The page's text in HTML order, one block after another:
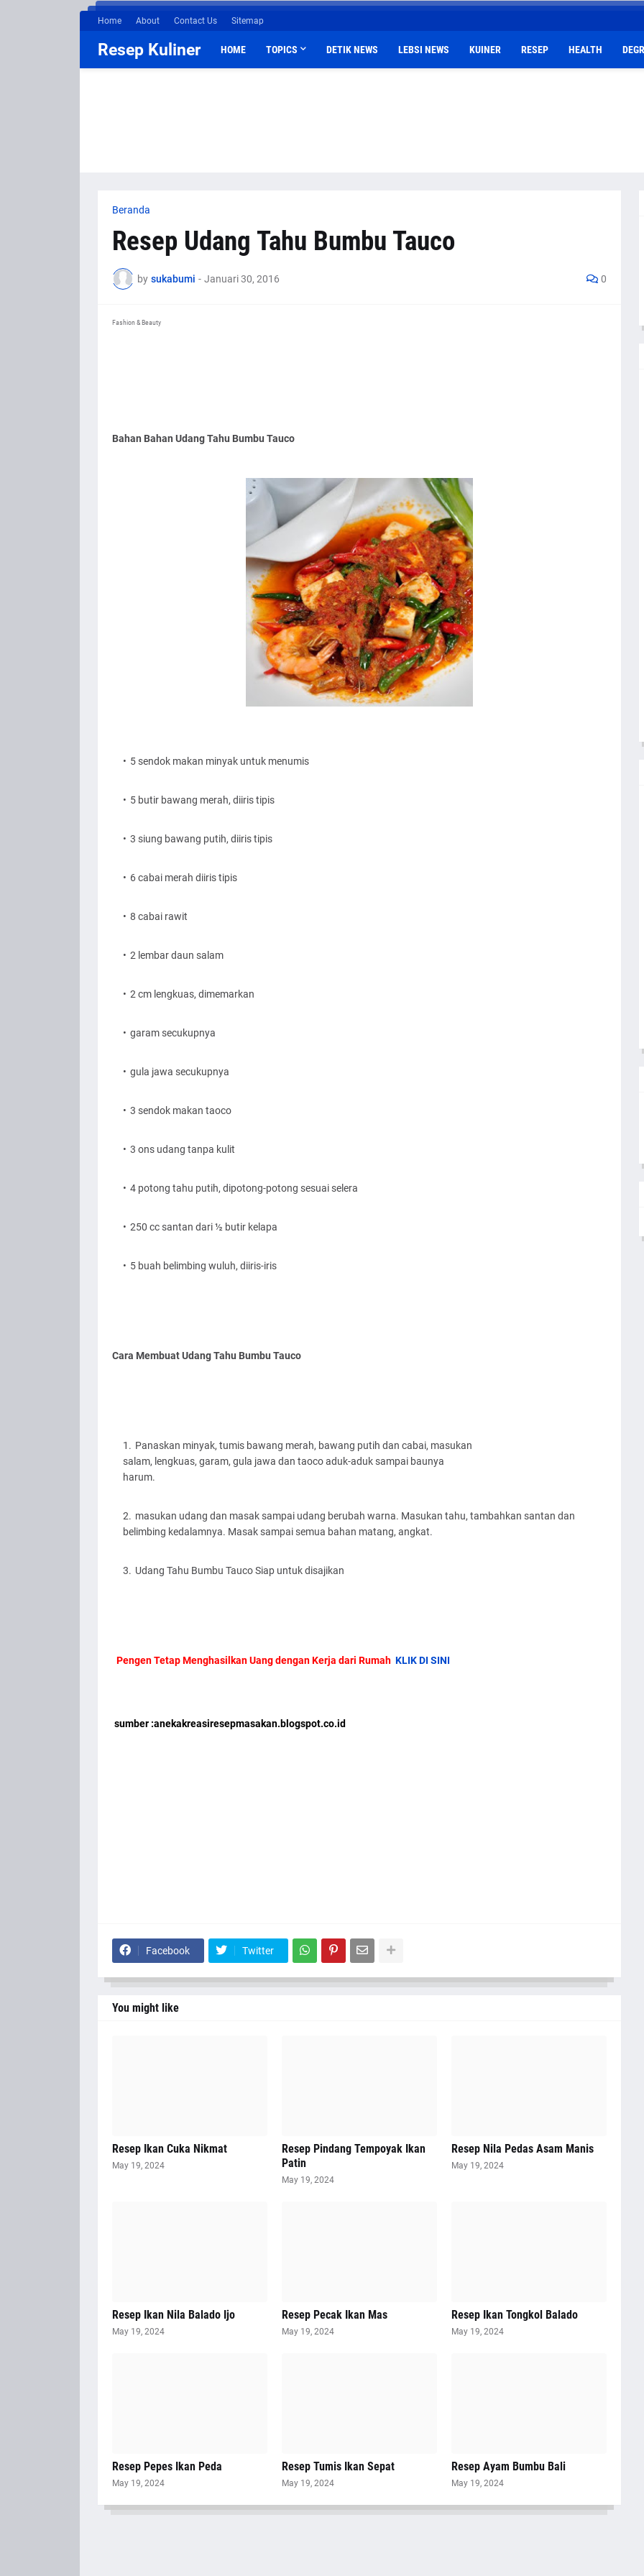
Home About Contact Us Sitemap
Resep Kuliner HOME TOPICS DETIK NEWS LEBSI NEWS KUINER RESEP HEALTH
Beranda
Resep Udang Tahu Bumbu Tauco
by sukabumi - Januari 30, 2016 0
Fashion & Beauty
Bahan Bahan Udang Tahu Bumbu Tauco
5 sendok makan minyak untuk menumis
5 butir bawang merah, diiris tipis
3 siung bawang putih, diiris tipis
6 cabai merah diiris tipis
8 cabai rawit
2 lembar daun salam
2 cm lengkuas, dimemarkan
garam secukupnya
gula jawa secukupnya
3 sendok makan taoco
3 ons udang tanpa kulit
4 potong tahu putih, dipotong-potong sesuai selera
250 cc santan dari ½ butir kelapa
5 buah belimbing wuluh, diiris-iris
Cara Membuat Udang Tahu Bumbu Tauco
Panaskan minyak, tumis bawang merah, bawang putih dan cabai, masukan
salam, lengkuas, garam, gula jawa dan taoco aduk-aduk sampai baunya
harum.
masukan udang dan masak sampai udang berubah warna. Masukan tahu, tambahkan santan dan
belimbing kedalamnya. Masak sampai semua bahan matang, angkat.
Udang Tahu Bumbu Tauco Siap untuk disajikan
Pengen Tetap Menghasilkan Uang dengan Kerja dari Rumah KLIK DI SINI
sumber :anekakreasiresepmasakan.blogspot.co.id
Facebook Twitter
You might like
Resep Ikan Cuka Nikmat
May 19, 2024
Resep Pindang Tempoyak Ikan
Patin
May 19, 2024
Resep Nila Pedas Asam Manis
May 19, 2024
Resep Ikan Nila Balado Ijo
May 19, 2024
Resep Pecak Ikan Mas
May 19, 2024
Resep Ikan Tongkol Balado
May 19, 2024
Resep Pepes Ikan Peda
May 19, 2024
Resep Tumis Ikan Sepat
May 19, 2024
Resep Ayam Bumbu Bali
May 19, 2024